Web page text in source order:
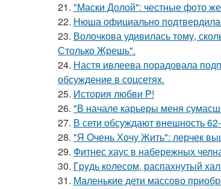
21. "Маски Долой": честные фото
22. Нюша официально подтвердила
23. Волочкова удивилась тому,
Столько Жрешь".
24. Настя ивлеева порадовала
обсуждение в соцсетях.
25. История любви P!
26. "В начале карьеры меня
27. В сети обсуждают внешность
28. "Я Очень Хочу Жить": лерчек
29. Фитнес хаус в набережных
30. Гpyдь колесом, распахнутый
31. Маленькие дети массово